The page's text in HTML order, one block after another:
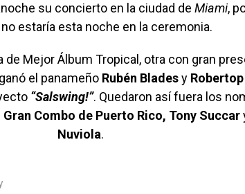
su concierto en la ciudad de Miami,
estaría esta noche en la ceremonia.
de Mejor Álbum Tropical, otra con gran
el panameño Rubén Bladesy
“Salswing!”. Quedaron así fuera los
Combo de Puerto Rico, Tony Succar
Nuviola.